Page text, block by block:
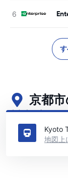
京都
京都市の主要な
Kyoto
地図上